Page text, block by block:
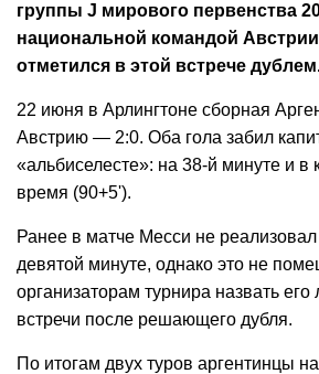
группы J мирового первенства
национальной командой
отметился в этой встрече
22 июня в Арлингтоне сборная
Австрию — 2:0. Оба гола забил
«альбиселесте»: на 38-й минуте и в
время (90+5').
Ранее в матче Месси не реализовал
девятой минуте, однако это не
организаторам турнира назвать
встречи после решающего дубля.
По итогам двух туров аргентинцы